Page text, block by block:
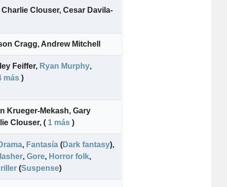
Charlie Clouser, Cesar Davila-
Cragg, Andrew Mitchell
Feiffer, Ryan Murphy,
más )
Krueger-Mekash, Gary
Clouser, ( 1 más )
, Fantasía (Dark fantasy),
, Gore, Horror folk,
(Suspense)